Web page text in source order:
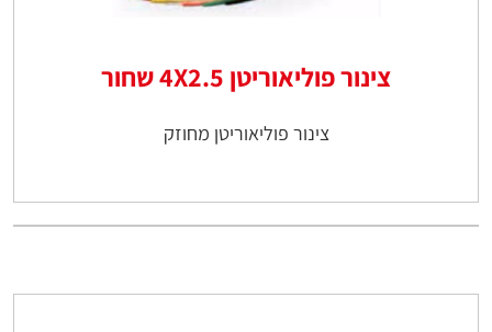
צינור פוליאוריטן 4X2.5 שחור
צינור פוליאוריטן מחוזק